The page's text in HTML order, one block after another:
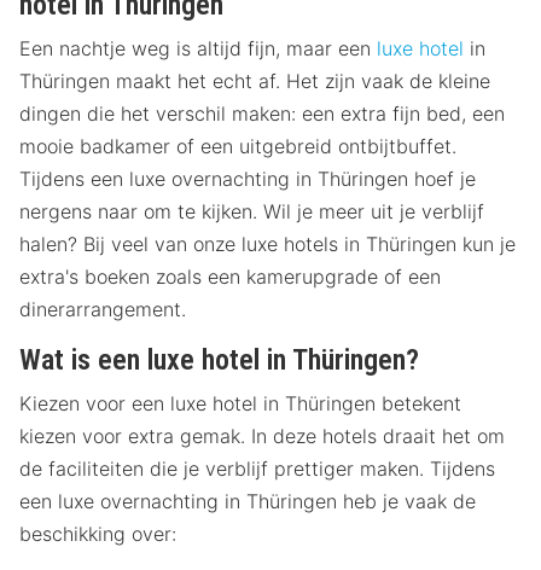
Een nachtje weg is altijd fijn, maar een luxe hotel in
Thüringen maakt het echt af. Het zijn vaak de kleine
dingen die het verschil maken: een extra fijn bed, een
mooie badkamer of een uitgebreid ontbijtbuffet.
Tijdens een luxe overnachting in Thüringen hoef je
nergens naar om te kijken. Wil je meer uit je verblijf
halen? Bij veel van onze luxe hotels in Thüringen kun je
extra's boeken zoals een kamerupgrade of een
dinerarrangement.
Wat is een luxe hotel in Thüringen?
Kiezen voor een luxe hotel in Thüringen betekent
kiezen voor extra gemak. In deze hotels draait het om
de faciliteiten die je verblijf prettiger maken. Tijdens
een luxe overnachting in Thüringen heb je vaak de
beschikking over: